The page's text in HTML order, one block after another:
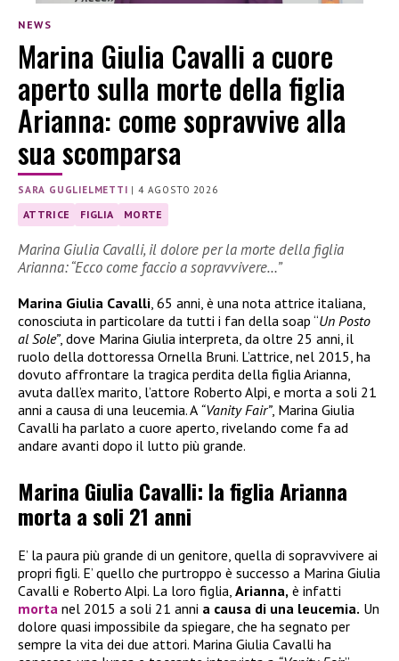
NEWS
Marina Giulia Cavalli a cuore
aperto sulla morte della figlia
Arianna: come sopravvive alla
sua scomparsa
SARA GUGLIELMETTI |4 AGOSTO 2026
ATTRICE FIGLIA MORTE
Marina Giulia Cavalli, il dolore per la morte della figlia
Arianna: “Ecco come faccio a sopravvivere…”
Marina Giulia Cavalli, 65 anni, è una nota attrice italiana,
conosciuta in particolare da tutti i fan della soap “Un Posto
al Sole”, dove Marina Giulia interpreta, da oltre 25 anni, il
ruolo della dottoressa Ornella Bruni. L’attrice, nel 2015, ha
dovuto affrontare la tragica perdita della figlia Arianna,
avuta dall’ex marito, l’attore Roberto Alpi, e morta a soli 21
anni a causa di una leucemia. A “Vanity Fair”, Marina Giulia
Cavalli ha parlato a cuore aperto, rivelando come fa ad
andare avanti dopo il lutto più grande.
Marina Giulia Cavalli: la figlia Arianna
morta a soli 21 anni
E’ la paura più grande di un genitore, quella di sopravvivere ai
propri figli. E’ quello che purtroppo è successo a Marina Giulia
Cavalli e Roberto Alpi. La loro figlia, Arianna, è infatti
morta nel 2015 a soli 21 anni a causa di una leucemia. Un
dolore quasi impossibile da spiegare, che ha segnato per
sempre la vita dei due attori. Marina Giulia Cavalli ha